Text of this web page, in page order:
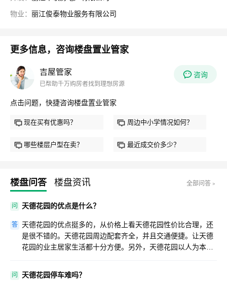
物业： 丽江俊泰物业服务有限公司
更多信息，咨询楼盘置业管家
吉屋管家
已帮助千万购房者找到理想房源
咨询
点击问题，快捷咨询楼盘置业管家
现在买有优惠吗？ 周边中小学情况如何？
哪些楼层户型在卖？ 最近成交价多少？
楼盘问答 楼盘资讯 全部问答﹥
问 天德花园的优点是什么？
答
天德花园的优点挺多的，从价格上看天德花园性价比合理，还
是很不错的。天德花园周边配套齐全，并且交通便捷。让天德
花园的业主居家生活都十分方便。另外，天德花园以人为本的
问 天德花园停车难吗？